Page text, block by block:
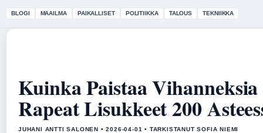
BLOGI MAAILMA PAIKALLISET POLITIIKKA TALOUS TEKNIIKKA
Kuinka Paistaa Vihanneksia
Rapeat Lisukkeet 200
JUHANI ANTTI SALONEN • 2026-04-01 • TARKISTANUT SOFIA NIEMI